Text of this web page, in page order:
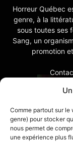
Comme partout sur le
genre) pour stocker
nous permet de
une expérience plus
Horreur Québec
genre, à la
sous toutes ses
Sang, un
promotion